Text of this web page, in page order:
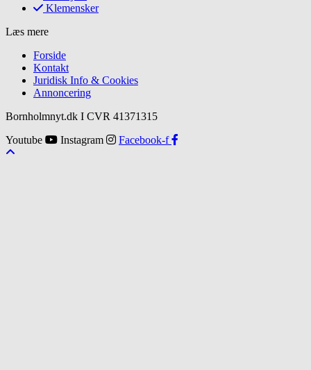
Klemensker
Læs mere
Forside
Kontakt
Juridisk Info & Cookies​
Annoncering
Bornholmnyt.dk I CVR 41371315
Youtube
Instagram Facebook-f